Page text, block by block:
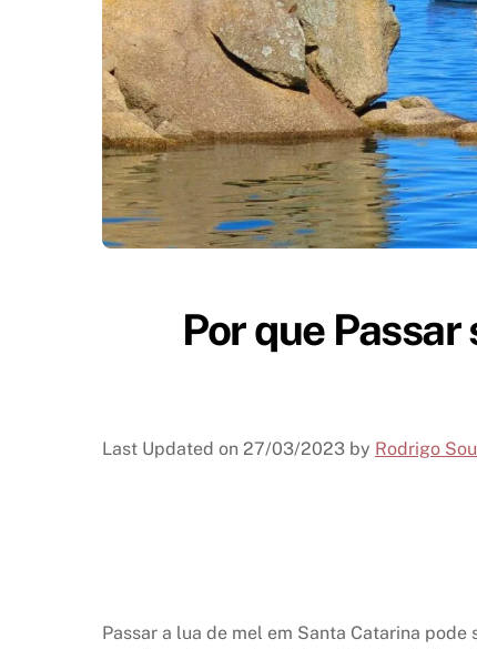
Por que
Last Updated on 27/03/2023 by Rodrigo
Passar a lua de mel em Santa Catarina